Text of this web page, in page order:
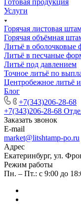
Услуги
Горячая листовая
Горячая объёмная
Литьё в оболочковые
Литьё в песчаные
Литьё под давлением
Точное литьё по
Центробежное литьё
Блог
+7(343)206-28-68
+7(343)206-28-68
Заказать звонок
E-mail
market@litshtamp-po.ru
Адрес
Екатеринбург, ул.
Режим работы
Пн. – Пт.: с 9:00 до